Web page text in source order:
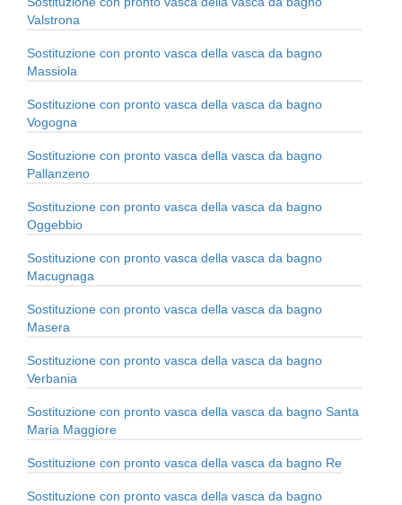
Valstrona
Sostituzione con pronto vasca della vasca da bagno
Massiola
Sostituzione con pronto vasca della vasca da bagno
Vogogna
Sostituzione con pronto vasca della vasca da bagno
Pallanzeno
Sostituzione con pronto vasca della vasca da bagno
Oggebbio
Sostituzione con pronto vasca della vasca da bagno
Macugnaga
Sostituzione con pronto vasca della vasca da bagno
Masera
Sostituzione con pronto vasca della vasca da bagno
Verbania
Sostituzione con pronto vasca della vasca da bagno Santa
Maria Maggiore
Sostituzione con pronto vasca della vasca da bagno Re
Sostituzione con pronto vasca della vasca da bagno